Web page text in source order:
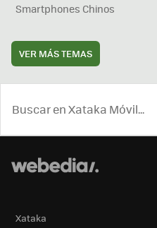
Smartphones Chinos
VER MÁS TEMAS
Xataka